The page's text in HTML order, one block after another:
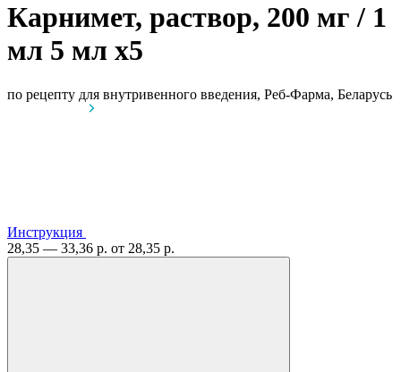
Карнимет, раствор, 200 мг / 1
мл 5 мл x5
по рецепту для внутривенного введения, Реб-Фарма, Беларусь
Инструкция
28,35 — 33,36 р. от 28,35 р.